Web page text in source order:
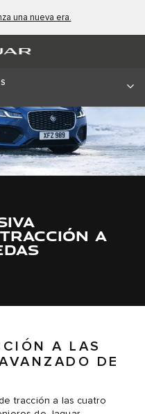
una nueva era.
A
A LAS
DE
tracción a las cuatro